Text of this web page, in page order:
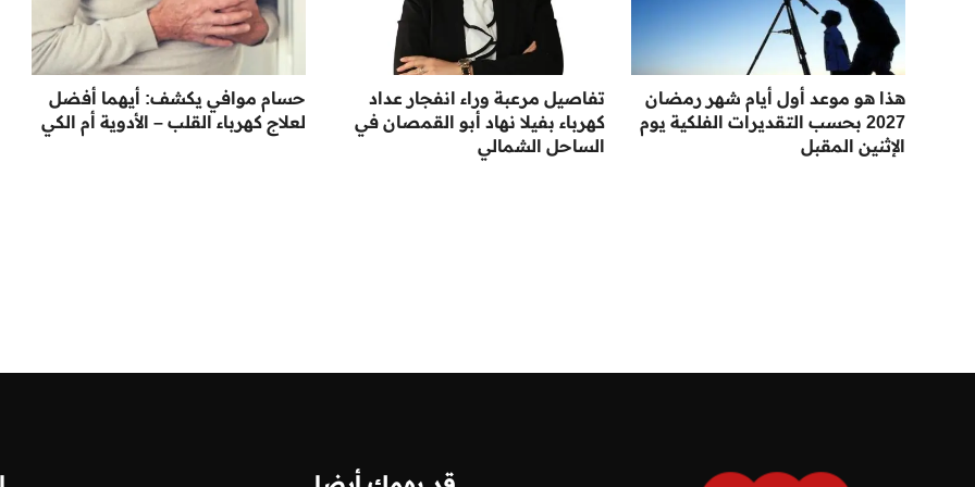
هذا هو موعد أول أيام شهر رمضان
2027 بحسب التقديرات الفلكية يوم
الإثنين المقبل
تفاصيل مرعبة وراء انفجار عداد
كهرباء بفيلا نهاد أبو القمصان في
الساحل الشمالي
حسام موافي يكشف: أيهما أفضل
لعلاج كهرباء القلب – الأدوية أم الكي